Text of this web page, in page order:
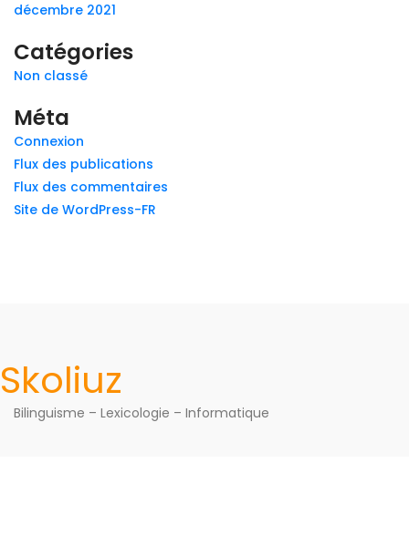
décembre 2021
Catégories
Non classé
Méta
Connexion
Flux des publications
Flux des commentaires
Site de WordPress-FR
Skoliuz
Bilinguisme – Lexicologie – Informatique